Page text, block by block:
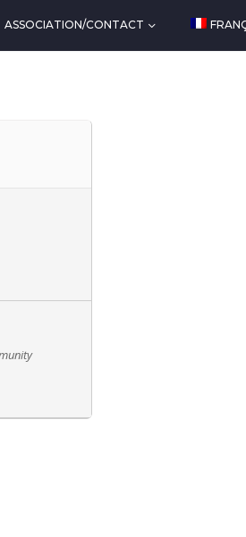
ASSOCIATION/CONTACT